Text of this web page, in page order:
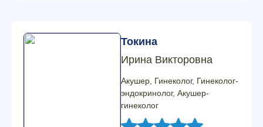
Токина
Ирина Викторовна
Акушер, Гинеколог, Гинеколог-
эндокринолог, Акушер-
гинеколог